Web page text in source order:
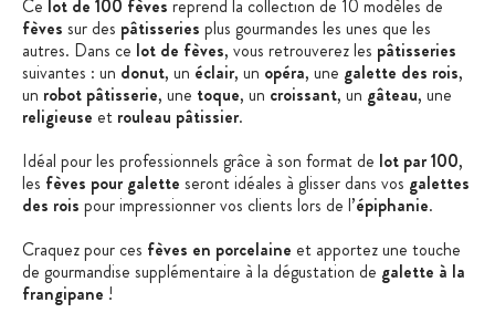
Ce lot de 100 fèves reprend la collection de 10 modèles de
fèves sur des pâtisseries plus gourmandes les unes que les
autres. Dans ce lot de fèves, vous retrouverez les pâtisseries
suivantes : un donut, un éclair, un opéra, une galette des rois,
un robot pâtisserie, une toque, un croissant, un gâteau, une
religieuse et rouleau pâtissier.
Idéal pour les professionnels grâce à son format de lot par 100,
les fèves pour galette seront idéales à glisser dans vos galettes
des rois pour impressionner vos clients lors de l’épiphanie.
Craquez pour ces fèves en porcelaine et apportez une touche
de gourmandise supplémentaire à la dégustation de galette à la
frangipane !